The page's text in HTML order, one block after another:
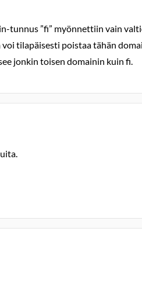
tunnus ”fi” myönnettiin vain
tilapäisesti poistaa tähän
jonkin toisen domainin kuin fi.